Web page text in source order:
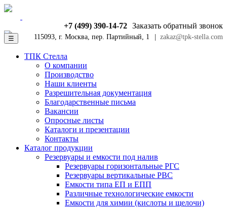
Заказать обратный звонок
+7 (499) 390-14-72
zakaz@tpk-stella.com
115093, г. Москва, пер. Партийный, 1
☰
ТПК Стелла
О компании
Производство
Наши клиенты
Разрешительная документация
Благодарственные письма
Вакансии
Опросные листы
Каталоги и презентации
Контакты
Каталог продукции
Резервуары и емкости под налив
Резервуары горизонтальные РГС
Резервуары вертикальные РВС
Емкости типа ЕП и ЕПП
Различные технологические емкости
Емкости для химии (кислоты и щелочи)